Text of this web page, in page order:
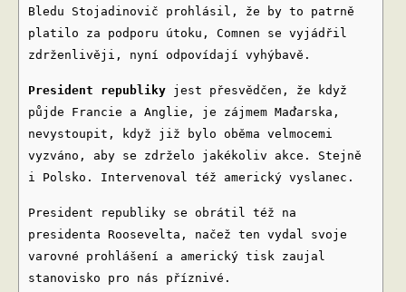
Bledu Stojadinovič prohlásil, že by to patrně
platilo za podporu útoku, Comnen se vyjádřil
zdrženlivěji, nyní odpovídají vyhýbavě.
President republiky jest přesvědčen, že když
půjde Francie a Anglie, je zájmem Maďarska,
nevystoupit, když již bylo oběma velmocemi
vyzváno, aby se zdrželo jakékoliv akce. Stejně
i Polsko. Intervenoval též americký vyslanec.
President republiky se obrátil též na
presidenta Roosevelta, načež ten vydal svoje
varovné prohlášení a americký tisk zaujal
stanovisko pro nás příznivé.